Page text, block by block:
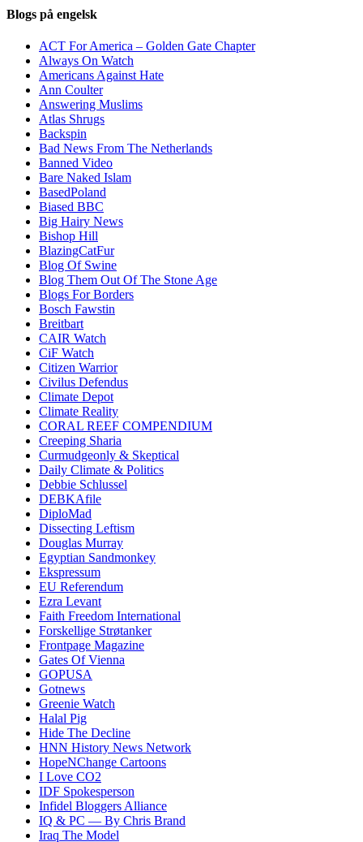
Blogs på engelsk
ACT For America – Golden Gate Chapter
Always On Watch
Americans Against Hate
Ann Coulter
Answering Muslims
Atlas Shrugs
Backspin
Bad News From The Netherlands
Banned Video
Bare Naked Islam
BasedPoland
Biased BBC
Big Hairy News
Bishop Hill
BlazingCatFur
Blog Of Swine
Blog Them Out Of The Stone Age
Blogs For Borders
Bosch Fawstin
Breitbart
CAIR Watch
CiF Watch
Citizen Warrior
Civilus Defendus
Climate Depot
Climate Reality
CORAL REEF COMPENDIUM
Creeping Sharia
Curmudgeonly & Skeptical
Daily Climate & Politics
Debbie Schlussel
DEBKAfile
DiploMad
Dissecting Leftism
Douglas Murray
Egyptian Sandmonkey
Ekspressum
EU Referendum
Ezra Levant
Faith Freedom International
Forskellige Strøtanker
Frontpage Magazine
Gates Of Vienna
GOPUSA
Gotnews
Greenie Watch
Halal Pig
Hide The Decline
HNN History News Network
HopeNChange Cartoons
I Love CO2
IDF Spokesperson
Infidel Bloggers Alliance
IQ & PC — By Chris Brand
Iraq The Model